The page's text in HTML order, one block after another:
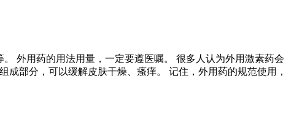
外用药的用法用量，一定要遵医嘱。 很多人认为外用激素药会
部分，可以缓解皮肤干燥、瘙痒。 记住，外用药的规范使用，